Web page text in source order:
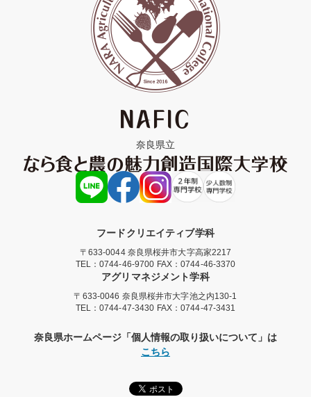
奈良県立
フードクリエイティブ学科
〒633-0044 奈良県桜井市大字高家2217
TEL：0744-46-9700 FAX：0744-46-3370
アグリマネジメント学科
〒633-0046 奈良県桜井市大字池之内130-1
TEL：0744-47-3430 FAX：0744-47-3431
奈良県ホームページ「個人情報の取り扱いについて」は
こちら